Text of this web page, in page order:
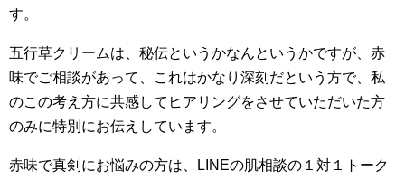
す。
五行草クリームは、秘伝というかなんというかですが、赤
味でご相談があって、これはかなり深刻だという方で、私
のこの考え方に共感してヒアリングをさせていただいた方
のみに特別にお伝えしています。
赤味で真剣にお悩みの方は、LINEの肌相談の１対１トーク